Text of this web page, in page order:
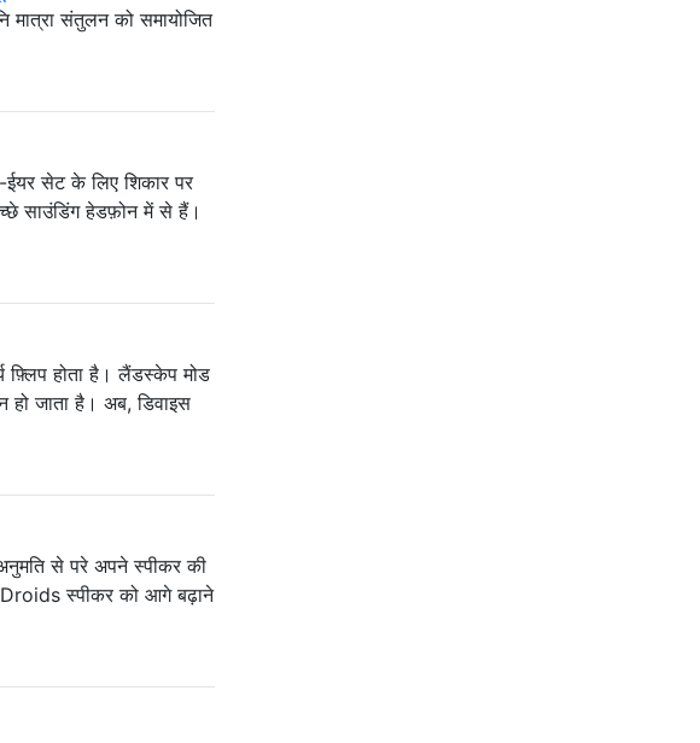
संतुलन को समायोजित
सेट के लिए शिकार पर
साउंडिंग हेडफ़ोन में से हैं।
होता है। लैंडस्केप मोड
जाता है। अब, डिवाइस
से परे अपने स्पीकर की
Droids स्पीकर को आगे बढ़ाने